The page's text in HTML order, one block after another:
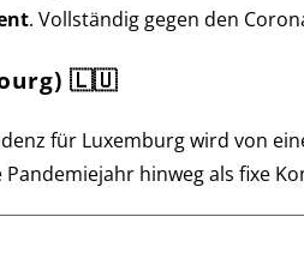
. Voll­stän­dig gegen den
🇱🇺
für Luxemburg wird von
hin­weg als fixe